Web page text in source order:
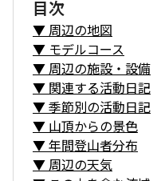
目次
▼ 周辺の地図
▼ モデルコース
▼ 周辺の施設・設備
▼ 関連する活動日記
▼季節別の活動日記
▼ 山頂からの景色
▼年間登山者分布
▼ 周辺の天気